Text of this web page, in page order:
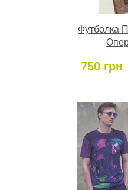
Футболка
750 грн